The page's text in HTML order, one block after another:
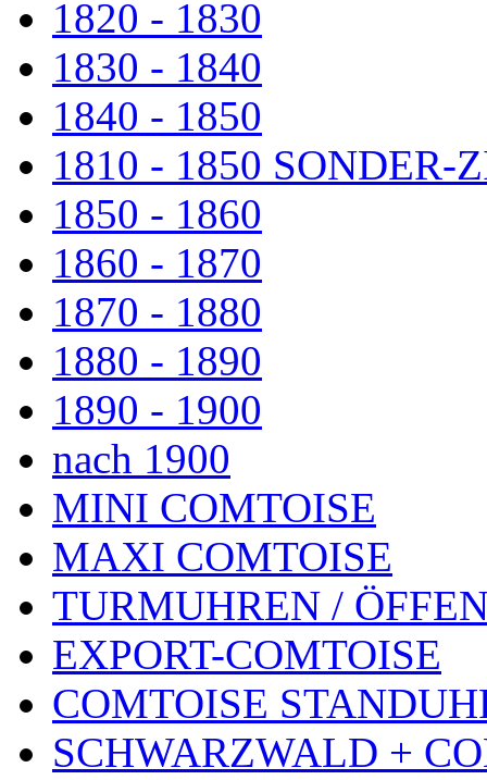
1820 - 1830
1830 - 1840
1840 - 1850
1810 - 1850 SONDER-
1850 - 1860
1860 - 1870
1870 - 1880
1880 - 1890
1890 - 1900
nach 1900
MINI COMTOISE
MAXI COMTOISE
TURMUHREN /
EXPORT-COMTOISE
COMTOISE
SCHWARZWALD +